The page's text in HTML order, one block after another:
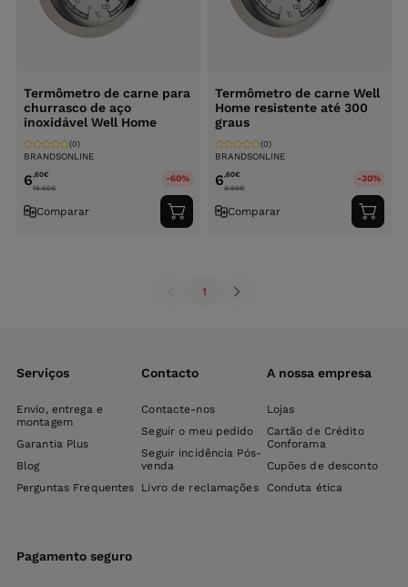
Termômetro de carne para
churrasco de aço
inoxidável Well Home
BRANDSONLINE
(0)
6,60€
16.60€
-60%
Comparar
Adicionar
ao
Termômetro de carne Well
Home resistente até 300
graus
BRANDSONLINE
(0)
6,60€
9.99€
-30%
Comparar
ao
1
Serviços
Envio, entrega e
montagem
Garantia Plus
Blog
Perguntas Frequentes
Contacto
Contacte-nos
Seguir o meu pedido
Seguir incidência Pós-
venda
Livro de reclamações
A nossa empresa
Lojas
Cartão de Crédito
Conforama
Cupões de desconto
Conduta ética
Pagamento seguro